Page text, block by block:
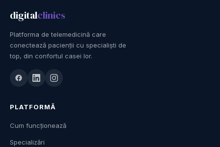
digitalclinics
Platforma de telemedicină care
conectează pacienții cu specialiști de
top, din confortul casei lor.
PLATFORMĂ
Cum funcționează
Specializări